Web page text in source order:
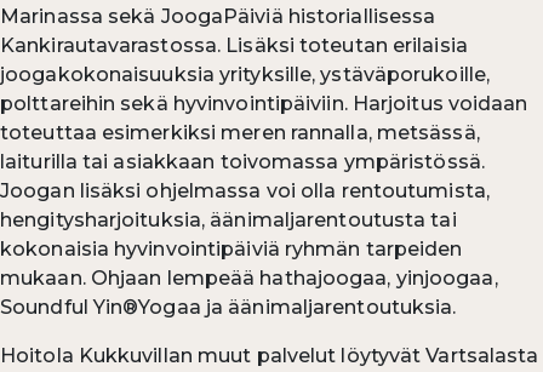
Marinassa sekä JoogaPäiviä historiallisessa
Kankirautavarastossa. Lisäksi toteutan erilaisia
joogakokonaisuuksia yrityksille, ystäväporukoille,
polttareihin sekä hyvinvointipäiviin. Harjoitus voidaan
toteuttaa esimerkiksi meren rannalla, metsässä,
laiturilla tai asiakkaan toivomassa ympäristössä.
Joogan lisäksi ohjelmassa voi olla rentoutumista,
hengitysharjoituksia, äänimaljarentoutusta tai
kokonaisia hyvinvointipäiviä ryhmän tarpeiden
mukaan. Ohjaan lempeää hathajoogaa, yinjoogaa,
Soundful Yin®Yogaa ja äänimaljarentoutuksia.
Hoitola Kukkuvillan muut palvelut löytyvät Vartsalasta